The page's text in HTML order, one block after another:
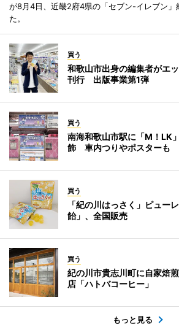
が8月4日、近畿2府4県の「セブン-イレブン」
た。
買う
和歌山市出身の編集者がエ
刊行 出版事業第1弾
買う
南海和歌山市駅に「M！LK
飾 車内つりやポスターも
買う
「紀の川はっさく」ピュー
飴」、全国販売
買う
紀の川市貴志川町に自家焙
店「ハトバコーヒー」
もっと見る